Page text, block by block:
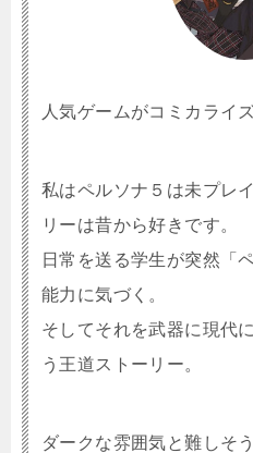
人気ゲームがコミカライ
私はペルソナ５は未プレ
リーは昔から好きです。
日常を送る学生が突然「
能力に気づく。
そしてそれを武器に現代
う王道ストーリー。
ダークな雰囲気と難しそ